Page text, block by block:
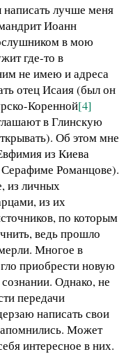
лучше меня
Иоанн
в мою
где-то в
не имею и адреса
отец Исаия (был он
Коренной[4]
в Глинскую
Об этом мне
из Киева
Романцове).
из личных
из их
по которым
ведь прошло
Многое в
приобрести новую
сознании. Однако, не
передачи
написать свои
Может
интересное в них.